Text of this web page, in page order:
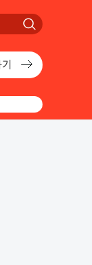
검